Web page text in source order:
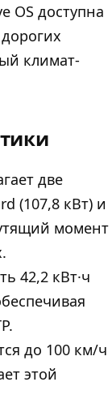
OS доступна
климат-
две
(107,8 кВт) и
момент
42,2 кВт·ч
до 100 км/ч
этой